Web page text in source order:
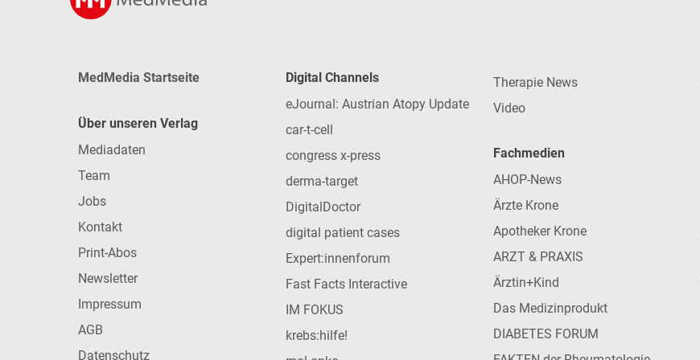
MedMedia Startseite
Über unseren Verlag
Mediadaten
Team
Jobs
Kontakt
Print-Abos
Newsletter
Impressum
AGB
Datenschutz
Digital Channels
eJournal: Austrian Atopy Update
car-t-cell
congress x-press
derma-target
DigitalDoctor
digital patient cases
Expert:innenforum
Fast Facts Interactive
IM FOKUS
krebs:hilfe!
Therapie News
Video
Fachmedien
AHOP-News
Ärzte Krone
Apotheker Krone
ARZT & PRAXIS
Ärztin+Kind
Das Medizinprodukt
DIABETES FORUM